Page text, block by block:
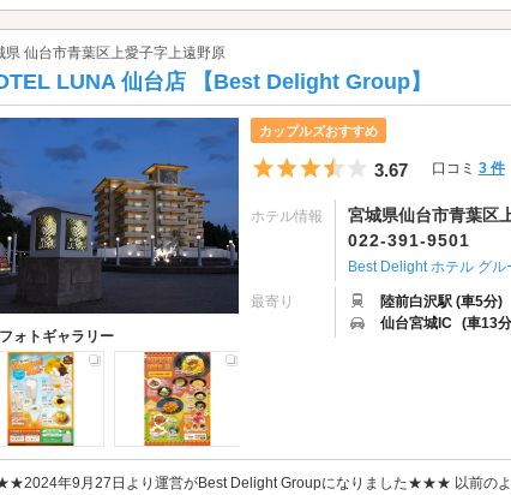
県 仙台市青葉区上愛子字上遠野原
LUNA 仙台店 【Best Delight Group】
フォトギャラリー
カップルズおすすめ
5つ星のうち3.5
3.67 口コミ 3 件
ホテル情報
宮城県仙台市青葉区
022-391-9501
Best Delight ホテル グル
最寄り
陸前白沢駅 (車5分)
仙台宮城IC (車13
年9月27日より運営がBest Delight Groupになりました★★★ 以前のよ